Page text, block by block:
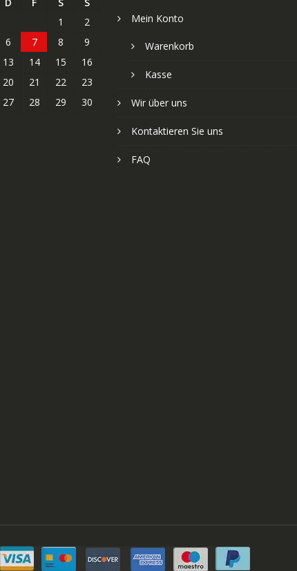
1
2
6 7 8
9
13 14 15
16
20 21 22
23
27 28 29
30
Mein Konto
Warenkorb
Kasse
Wir über uns
Kontaktieren Sie uns
FAQ